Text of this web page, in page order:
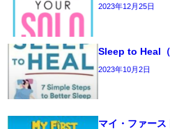
2023年12月25日
Sleep to Heal（
2023年10月2日
マイ・ファース